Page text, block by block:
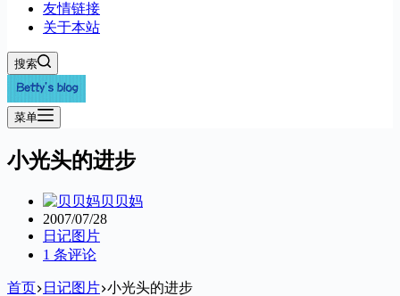
友情链接
关于本站
搜索
菜单
小光头的进步
贝贝妈
2007/07/28
日记图片
1 条评论
首页 日记图片 小光头的进步